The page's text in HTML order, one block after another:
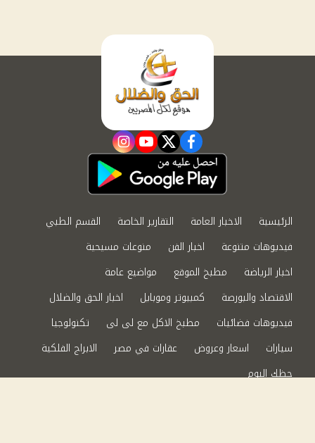
facebook
twitter
youtube
instagram
الرئيسية الاخبار العامة التقارير الخاصة
القسم الطبي
فيديوهات متنوعة
اخبار الفن
منوعات مسيحية
اخبار الرياضة
مطبخ الموقع
مواضيع عامة
الاقتصاد والبورصة
كمبيوتر وموبايل
اخبار الحق والضلال
فيديوهات فضائيات
مطبخ الاكل مع لى لى
تكنولوجيا
سيارات
اسعار وعروض عقارات في مصر
الابراج الفلكية
حظك اليوم